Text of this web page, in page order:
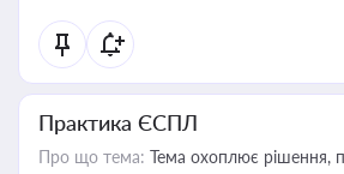
Практика ЄСПЛ
Про що тема: Тема охоплює рішення,